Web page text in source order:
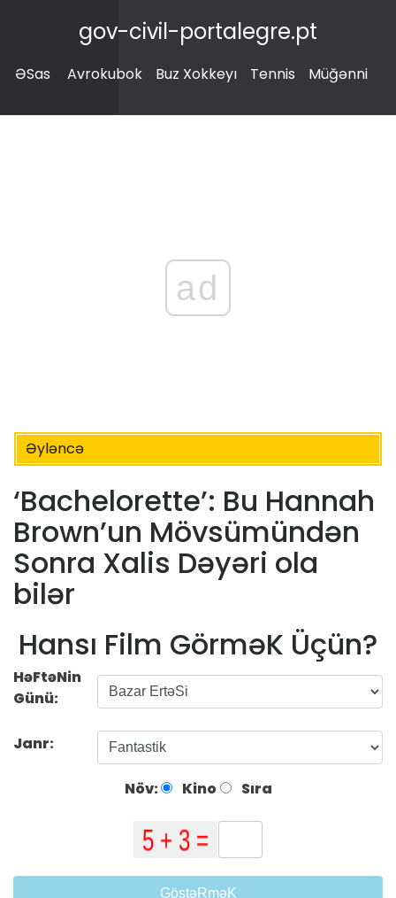
gov-civil-portalegre.pt
ƏSas Avrokubok Buz Xokkeyı Tennis Müğənni
ad
Əyləncə
‘Bachelorette’: Bu Hannah
Brown’un ​​Mövsümündən
Sonra Xalis Dəyəri ola
bilər
Hansı Film GörməK Üçün?
HəFtəNin
Günü:
Janr:
Növ: Kino Sıra
GöstəRməK